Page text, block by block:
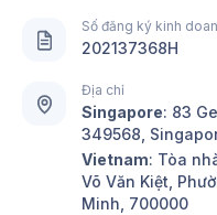
Số đăng ký kinh
202137368H
Địa chỉ
Singapore: 83
349568,
Vietnam: Tòa
Võ Văn Kiệt,
Minh, 700000